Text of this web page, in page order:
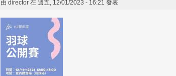
由 director在 週五, 12/01/2023 - 16:21 發表